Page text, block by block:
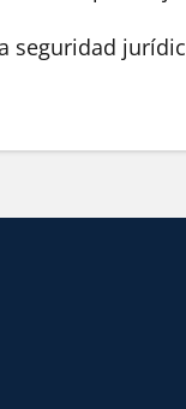
seguridad